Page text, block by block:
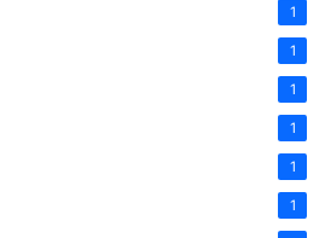
1
1
1
1
1
1